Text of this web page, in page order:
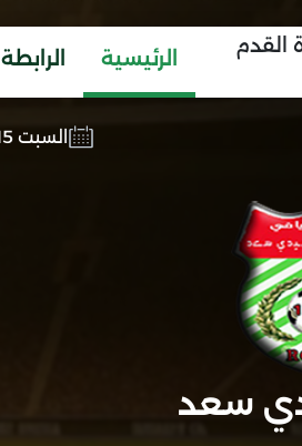
القدم
الرئيسية الرابطة
السبت 15 نوفمبر 2025
سعد